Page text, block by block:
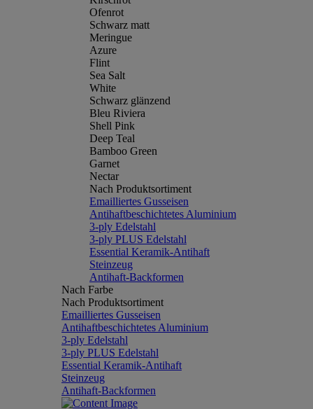
Ofenrot
Schwarz matt
Meringue
Azure
Flint
Sea Salt
White
Schwarz glänzend
Bleu Riviera
Shell Pink
Deep Teal
Bamboo Green
Garnet
Nectar
Nach Produktsortiment
Emailliertes Gusseisen
Antihaftbeschichtetes Aluminium
3-ply Edelstahl
3-ply PLUS Edelstahl
Essential Keramik-Antihaft
Steinzeug
Antihaft-Backformen
Nach Farbe
Nach Produktsortiment
Emailliertes Gusseisen
Antihaftbeschichtetes Aluminium
3-ply Edelstahl
3-ply PLUS Edelstahl
Essential Keramik-Antihaft
Steinzeug
Antihaft-Backformen